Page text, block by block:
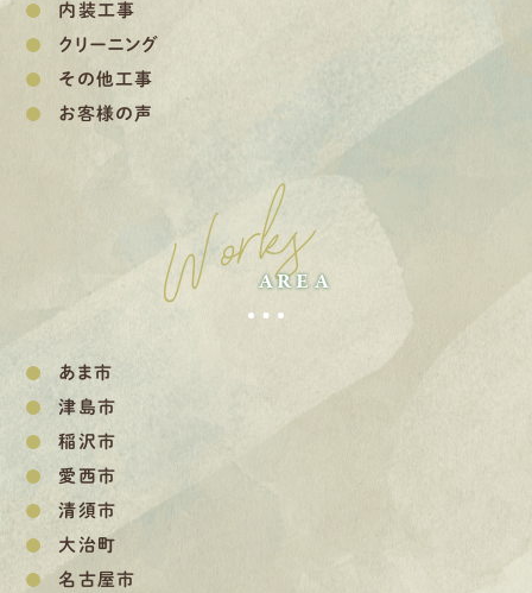
内装工事
クリーニング
その他工事
お客様の声
Works
AREA
あま市
津島市
稲沢市
愛西市
清須市
大治町
名古屋市